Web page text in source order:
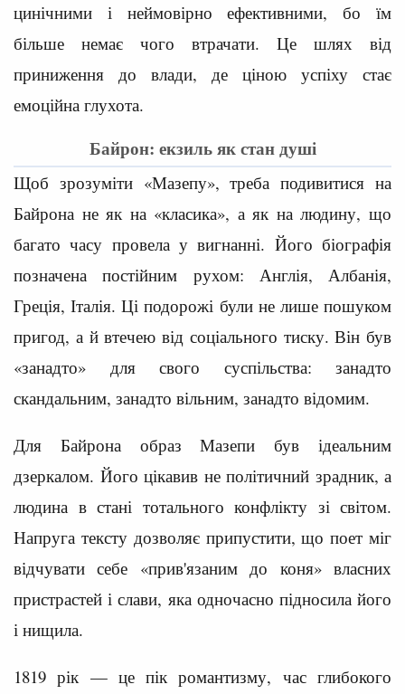
цинічними і неймовірно ефективними, бо їм
більше немає чого втрачати. Це шлях від
приниження до влади, де ціною успіху стає
емоційна глухота.
Байрон: екзиль як стан душі
Щоб зрозуміти «Мазепу», треба подивитися на
Байрона не як на «класика», а як на людину, що
багато часу провела у вигнанні. Його біографія
позначена постійним рухом: Англія, Албанія,
Греція, Італія. Ці подорожі були не лише пошуком
пригод, а й втечею від соціального тиску. Він був
«занадто» для свого суспільства: занадто
скандальним, занадто вільним, занадто відомим.
Для Байрона образ Мазепи був ідеальним
дзеркалом. Його цікавив не політичний зрадник, а
людина в стані тотального конфлікту зі світом.
Напруга тексту дозволяє припустити, що поет міг
відчувати себе «прив'язаним до коня» власних
пристрастей і слави, яка одночасно підносила його
і нищила.
1819 рік — це пік романтизму, час глибокого